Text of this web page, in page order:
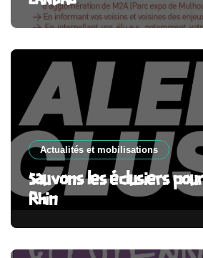
Actualités et mobilisations
Sauvons les éclusiers
Rhin